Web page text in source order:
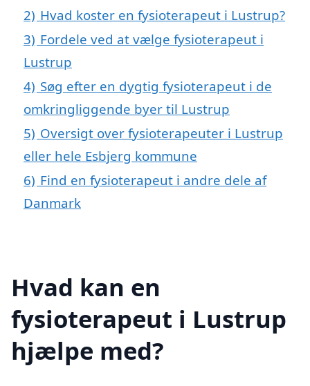
2) Hvad koster en fysioterapeut i Lustrup?
3) Fordele ved at vælge fysioterapeut i
Lustrup
4) Søg efter en dygtig fysioterapeut i de
omkringliggende byer til Lustrup
5) Oversigt over fysioterapeuter i Lustrup
eller hele Esbjerg kommune
6) Find en fysioterapeut i andre dele af
Danmark
Hvad kan en
fysioterapeut i Lustrup
hjælpe med?